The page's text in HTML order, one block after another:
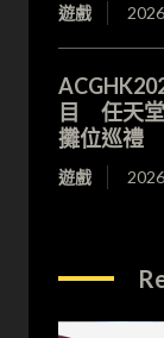
遊戲
目 任天
攤位巡禮
遊戲